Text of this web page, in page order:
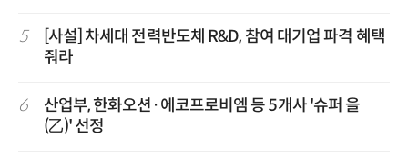
5
[사설] 차세대 전력반도체 R&D, 참여 대기업 파격 혜택
줘라
6
산업부, 한화오션·에코프로비엠 등 5개사 '슈퍼 을
(乙)' 선정